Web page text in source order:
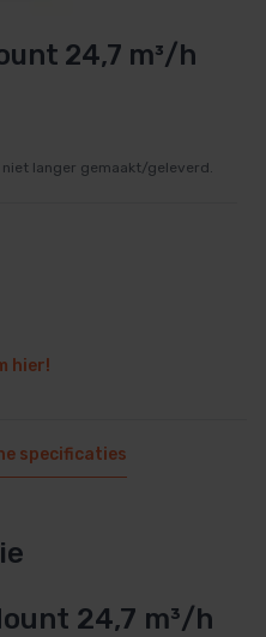
24,7 m³/h
langer gemaakt/geleverd.
hier!
specificaties
24,7 m³/h